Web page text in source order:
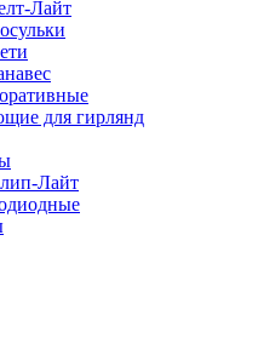
Лайт
для гирлянд
Лайт